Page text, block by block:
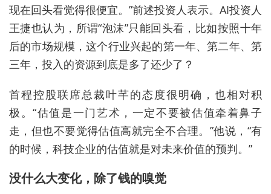
现在回头看觉得很便宜。”前述投资人表示。AI投资人
王捷也认为，所谓“泡沫”只能回头看，比如按照十年
后的市场规模，这个行业兴起的第一年、第二年、第
三年，投入的资源到底是多了还少了？
首程控股联席总裁叶芊的态度很明确，也相对积
极。“估值是一门艺术，一定不要被估值牵着鼻子
走，但也不要觉得估值高就完全不合理。”他说，“有
的时候，科技企业的估值就是对未来价值的预判。”
没什么大变化，除了钱的嗅觉